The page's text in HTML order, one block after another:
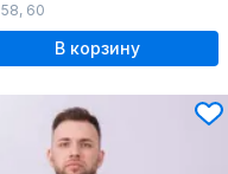
58, 60
В корзину